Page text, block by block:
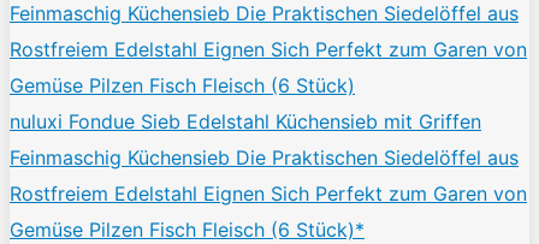
nuluxi Fondue Sieb Edelstahl Küchensieb mit Griffen
Feinmaschig Küchensieb Die Praktischen Siedelöffel aus
Rostfreiem Edelstahl Eignen Sich Perfekt zum Garen von
Gemüse Pilzen Fisch Fleisch (6 Stück)*